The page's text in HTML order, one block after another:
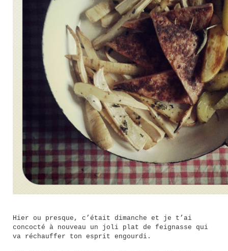
Hier ou presque, c’était dimanche et je t’ai
concocté à nouveau un joli plat de feignasse qui
va réchauffer ton esprit engourdi.